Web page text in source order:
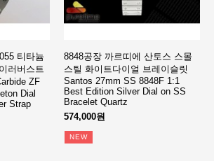
티타늄
러버스트
ZF
Dial
Strap
8848공장 까르띠에 산토스 스몰
스틸 화이트다이얼 브레이슬릿
Santos 27mm SS 8848F 1:1
Best Edition Silver Dial on SS
Bracelet Quartz
574,000원
NEW